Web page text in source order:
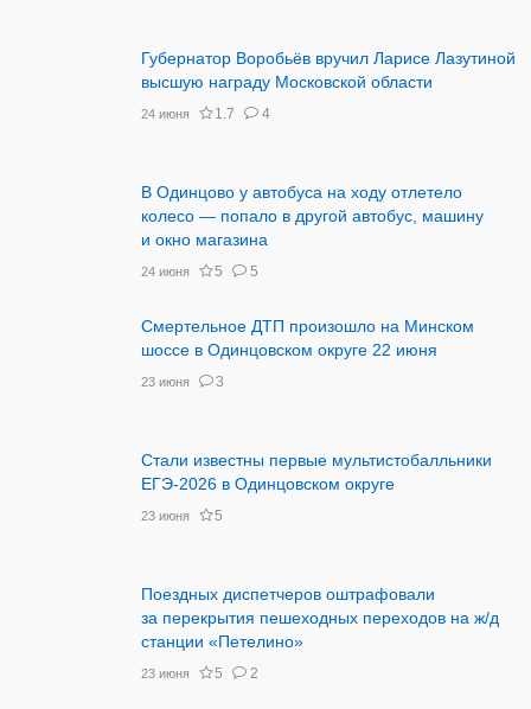
Губернатор Воробьёв вручил Ларисе Лазутиной
высшую награду Московской области
24 июня 1.7 4
В Одинцово у автобуса на ходу отлетело
колесо — попало в другой автобус, машину
и окно магазина
24 июня 5 5
Смертельное ДТП произошло на Минском
шоссе в Одинцовском округе 22 июня
23 июня 3
Стали известны первые мультистобалльники
ЕГЭ-2026 в Одинцовском округе
23 июня 5
Поездных диспетчеров оштрафовали
за перекрытия пешеходных переходов на ж/д
станции «Петелино»
23 июня 5 2